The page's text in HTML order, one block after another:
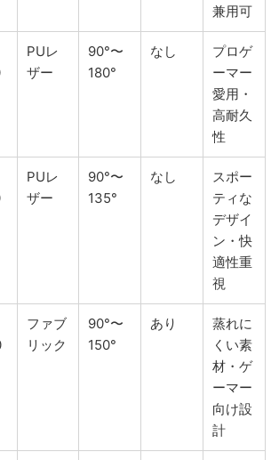
兼用可
PUレ
ザー
90°〜
180°
なし
プロゲ
ーマー
愛用・
高耐久
性
PUレ
ザー
90°〜
135°
なし
スポー
ティな
デザイ
ン・快
適性重
視
ファブ
リック
90°〜
150°
あり
蒸れに
くい素
材・ゲ
ーマー
向け設
計